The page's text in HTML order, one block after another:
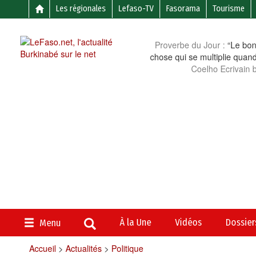
Les régionales Lefaso-TV Fasorama Tourisme
Proverbe du Jour : “Le
chose qui se multiplie
Coelho Ecrivain
Menu À la Une Vidéos
Accueil> Actualités> Politique